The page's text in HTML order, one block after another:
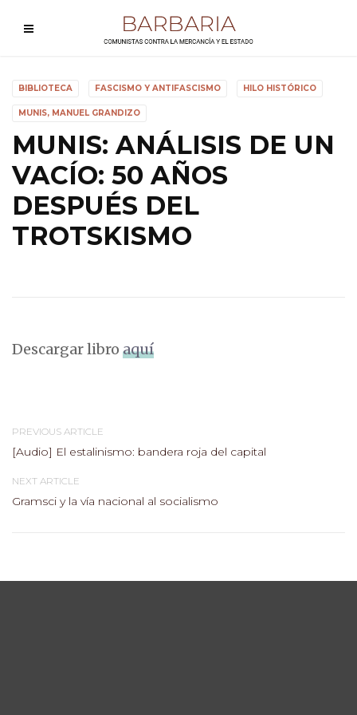
BIBLIOTECA FASCISMO Y ANTIFASCISMO HILO HISTÓRICO
MUNIS, MANUEL GRANDIZO
MUNIS: ANÁLISIS DE UN
VACÍO: 50 AÑOS
DESPUÉS DEL
TROTSKISMO
Descargar libro aquí
PREVIOUS ARTICLE
[Audio] El estalinismo: bandera roja del capital
NEXT ARTICLE
Gramsci y la vía nacional al socialismo